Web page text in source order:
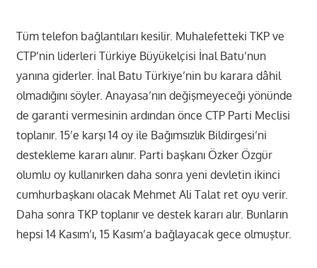
Tüm telefon bağlantıları kesilir. Muhalefetteki TKP ve
CTP’nin liderleri Türkiye Büyükelçisi İnal Batu’nun
yanına giderler. İnal Batu Türkiye’nin bu karara dâhil
olmadığını söyler. Anayasa’nın değişmeyeceği yönünde
de garanti vermesinin ardından önce CTP Parti Meclisi
toplanır. 15’e karşı 14 oy ile Bağımsızlık Bildirgesi’ni
destekleme kararı alınır. Parti başkanı Özker Özgür
olumlu oy kullanırken daha sonra yeni devletin ikinci
cumhurbaşkanı olacak Mehmet Ali Talat ret oyu verir.
Daha sonra TKP toplanır ve destek kararı alır. Bunların
hepsi 14 Kasım’ı, 15 Kasım’a bağlayacak gece olmuştur.